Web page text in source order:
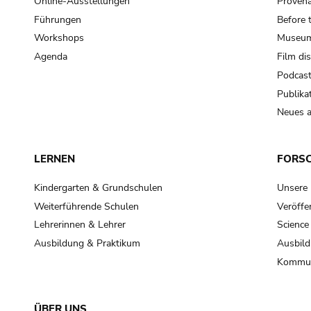
Führungen
Workshops
Agenda
Before
Film
Neues
LERNEN
Kindergarten & Grundschulen
Weiterführende Schulen
Lehrerinnen & Lehrer
Ausbildung & Praktikum